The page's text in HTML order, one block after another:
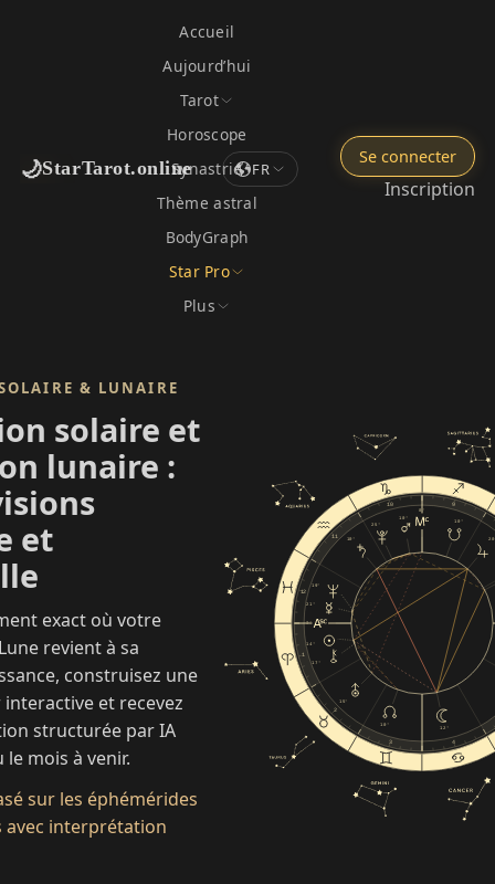
🌙StarTarot.online
Accueil
Aujourd’hui
Tarot
Horoscope
Synastrie
Thème astral
BodyGraph
Star Pro
Plus
FR
Se connecter
Inscription
& LUNAIRE
solaire et
lunaire :
et
exact où votre
revient à sa
construisez une
et recevez
structurée par IA
le mois à venir.
sur les éphémérides
interprétation
1
2
3 4
9
10
11
12
14°
12°
21°
10°
10°
15°
19°
25°
10°
17°
0°
10°